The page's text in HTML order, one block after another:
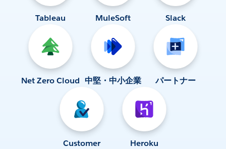
Tableau MuleSoft Slack
Net Zero Cloud 中堅・中小企業 パートナー
Customer
Heroku